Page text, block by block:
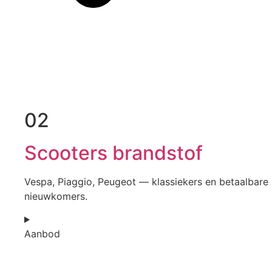
02
Scooters brandstof
Vespa, Piaggio, Peugeot — klassiekers en betaalbare
nieuwkomers.
Aanbod